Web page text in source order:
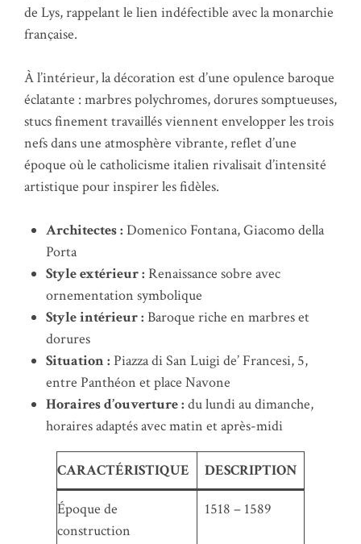
de Lys, rappelant le lien indéfectible avec la monarchie
française.
À l’intérieur, la décoration est d’une opulence baroque
éclatante : marbres polychromes, dorures somptueuses,
stucs finement travaillés viennent envelopper les trois
nefs dans une atmosphère vibrante, reflet d’une
époque où le catholicisme italien rivalisait d’intensité
artistique pour inspirer les fidèles.
Architectes : Domenico Fontana, Giacomo della
Porta
Style extérieur : Renaissance sobre avec
ornementation symbolique
Style intérieur : Baroque riche en marbres et
dorures
Situation : Piazza di San Luigi de’ Francesi, 5,
entre Panthéon et place Navone
Horaires d’ouverture : du lundi au dimanche,
horaires adaptés avec matin et après-midi
CARACTÉRISTIQUE DESCRIPTION
Époque de
construction
1518 – 1589